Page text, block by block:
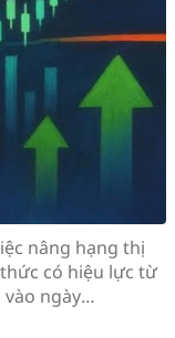
nâng hạng thị
có hiệu lực từ
vào ngày
mục cổ phiếu